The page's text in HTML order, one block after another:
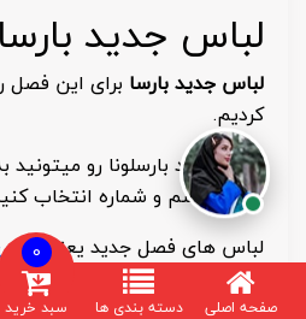
صفحه اصلی دسته بندی ها
0
سبد خرید
لباس جدید بارسا
لباس جدید بارسا برای این فصل
کردیم.
لباس جدید بارسلونا رو
با چاپ اسم و شماره انتخاب
لباس های فصل جدید یعنی
اول، دوم و چهارم رو به صورت